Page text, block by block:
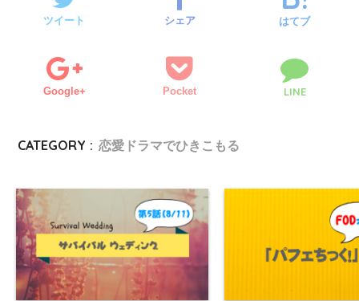
ツイート シェア はてブ
Google+ Pocket LINE
CATEGORY : 恋愛ドラマでひきこもる